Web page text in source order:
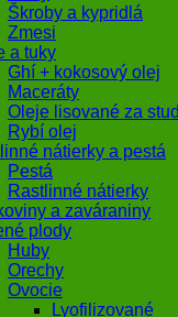
Škroby a kypridlá
Zmesi
a tuky
Ghí + kokosový olej
Maceráty
Oleje lisované za
Rybí olej
nátierky a pestá
Pestá
Rastlinné nátierky
a zaváraniny
plody
Huby
Orechy
Ovocie
Lyofilizované